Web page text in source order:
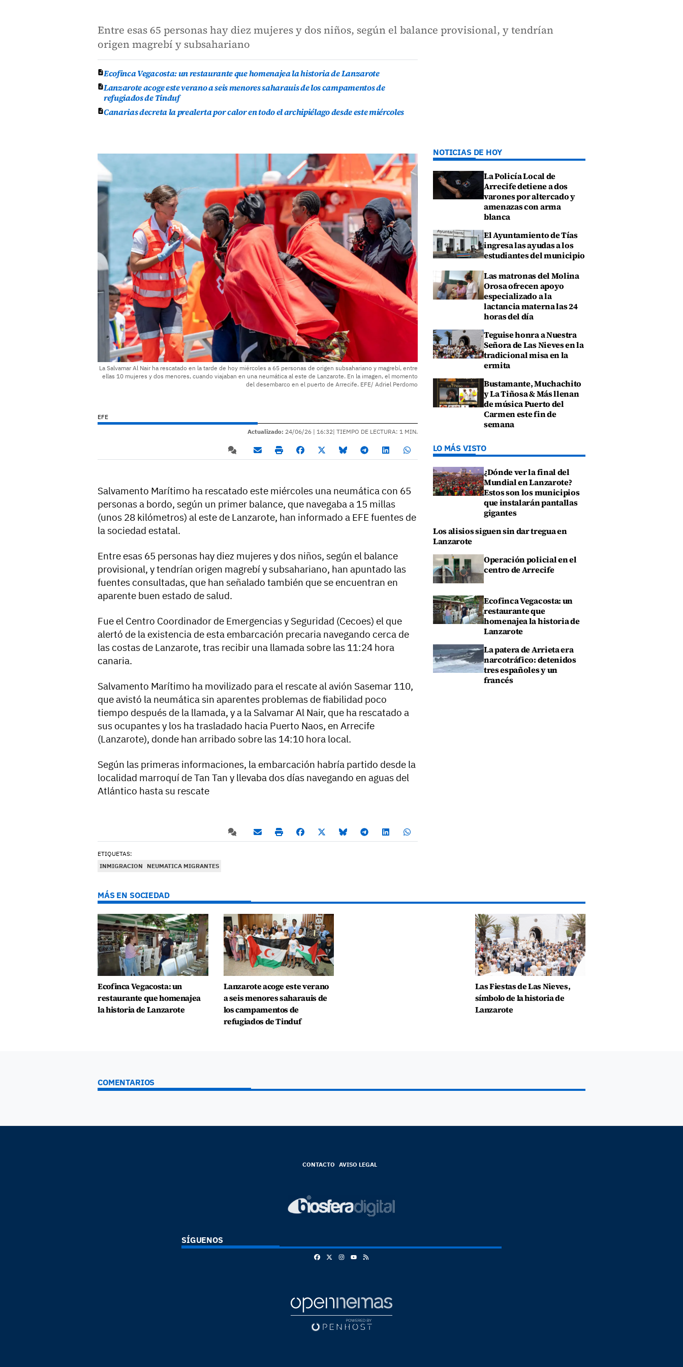
Entre esas 65 personas hay diez mujeres y dos niños, según el balance provisional, y tendrían
origen magrebí y subsahariano
Ecofinca Vegacosta: un restaurante que homenajea la historia de Lanzarote
Lanzarote acoge este verano a seis menores saharauis de los campamentos de
refugiados de Tinduf
Canarias decreta la prealerta por calor en todo el archipiélago desde este miércoles
La Salvamar Al Nair ha rescatado en la tarde de hoy miércoles a 65 personas de origen subsahariano y magrebí, entre
ellas 10 mujeres y dos menores, cuando viajaban en una neumática al este de Lanzarote. En la imagen, el momento
del desembarco en el puerto de Arrecife. EFE/ Adriel Perdomo
EFE
Actualizado: 24/06/26 | 16:32| TIEMPO DE LECTURA: 1 MIN.
Salvamento Marítimo ha rescatado este miércoles una neumática con 65
personas a bordo, según un primer balance, que navegaba a 15 millas
(unos 28 kilómetros) al este de Lanzarote, han informado a EFE fuentes de
la sociedad estatal.
Entre esas 65 personas hay diez mujeres y dos niños, según el balance
provisional, y tendrían origen magrebí y subsahariano, han apuntado las
fuentes consultadas, que han señalado también que se encuentran en
aparente buen estado de salud.
Fue el Centro Coordinador de Emergencias y Seguridad (Cecoes) el que
alertó de la existencia de esta embarcación precaria navegando cerca de
las costas de Lanzarote, tras recibir una llamada sobre las 11:24 hora
canaria.
Salvamento Marítimo ha movilizado para el rescate al avión Sasemar 110,
que avistó la neumática sin aparentes problemas de fiabilidad poco
tiempo después de la llamada, y a la Salvamar Al Nair, que ha rescatado a
sus ocupantes y los ha trasladado hacia Puerto Naos, en Arrecife
(Lanzarote), donde han arribado sobre las 14:10 hora local.
Según las primeras informaciones, la embarcación habría partido desde la
localidad marroquí de Tan Tan y llevaba dos días navegando en aguas del
Atlántico hasta su rescate
ETIQUETAS:
INMIGRACION
NEUMATICA MIGRANTES
NOTICIAS DE HOY
La Policía Local de
Arrecife detiene a dos
varones por altercado y
amenazas con arma
blanca
El Ayuntamiento de Tías
ingresa las ayudas a los
estudiantes del municipio
Las matronas del Molina
Orosa ofrecen apoyo
especializado a la
lactancia materna las 24
horas del día
Teguise honra a Nuestra
Señora de Las Nieves en la
tradicional misa en la
ermita
Bustamante, Muchachito
y La Tiñosa & Más llenan
de música Puerto del
Carmen este fin de
semana
LO MÁS VISTO
¿Dónde ver la final del
Mundial en Lanzarote?
Estos son los municipios
que instalarán pantallas
gigantes
Los alisios siguen sin dar tregua en
Lanzarote
Operación policial en el
centro de Arrecife
Ecofinca Vegacosta: un
restaurante que
homenajea la historia de
Lanzarote
La patera de Arrieta era
narcotráfico: detenidos
tres españoles y un
francés
MÁS EN SOCIEDAD
Ecofinca Vegacosta: un
restaurante que homenajea
la historia de Lanzarote
Lanzarote acoge este verano
a seis menores saharauis de
los campamentos de
refugiados de Tinduf
Las Fiestas de Las Nieves,
símbolo de la historia de
Lanzarote
COMENTARIOS
CONTACTO AVISO LEGAL
SÍGUENOS
FacebookInstagram